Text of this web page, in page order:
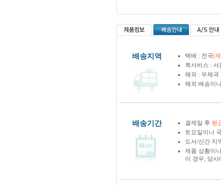
배송지역 택배 : 전국(
퀵서비스 :
해외 : 우체국
해외 배송이
배송기간 결제일 후 평
토요일이나
도서/산간 지
제품 상황이
이 경우, 당